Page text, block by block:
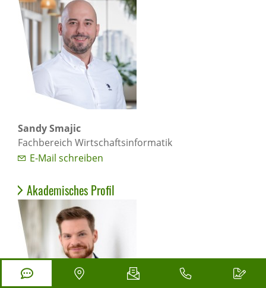
Sandy Smajic
Fachbereich Wirtschaftsinformatik
E-Mail schreiben
Akademisches Profil